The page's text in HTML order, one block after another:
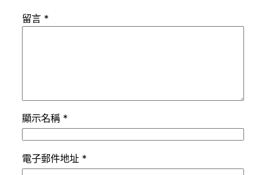
留言 *
顯示名稱 *
電子郵件地址 *